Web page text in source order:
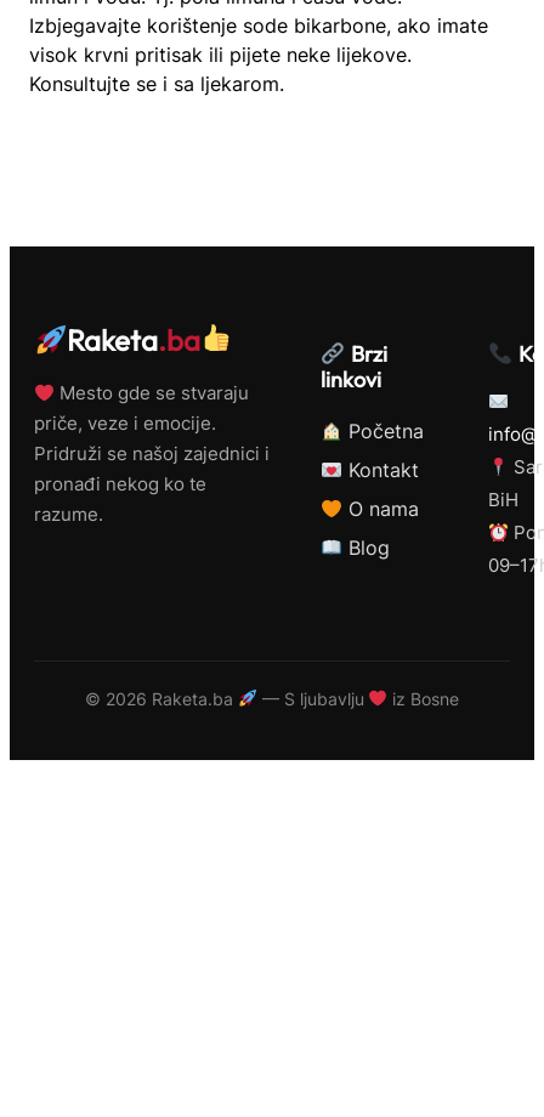
Izbjegavajte korištenje sode bikarbone, ako imate
visok krvni pritisak ili pijete neke lijekove.
Konsultujte se i sa ljekarom.
Raketa.ba
Mesto gde se stvaraju
priče, veze i emocije.
Pridruži se našoj zajednici i
pronađi nekog ko te
razume.
Brzi
linkovi
Početna
Kontakt
O nama
Blog
BiH
© 2026 Raketa.ba — S ljubavlju iz Bosne